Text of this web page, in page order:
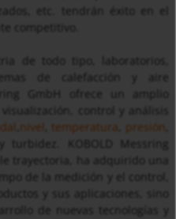
etc. tendrán éxito en el
competitivo.
de calefacción y aire
GmbH ofrece un amplio
control y análisis
nivel temperatura presión
turbidez. KOBOLD Messring
trayectoria, ha adquirido una
de la medición y el control,
y sus aplicaciones, sino
de nuevas tecnologías y